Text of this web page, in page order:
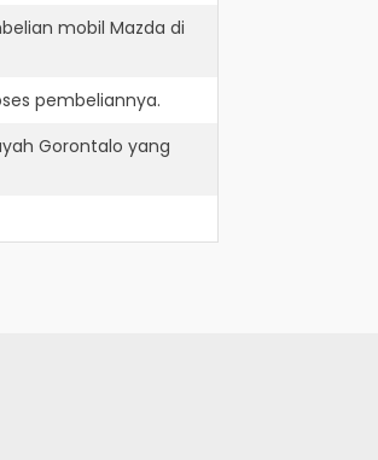
mobil Mazda di
pembeliannya.
Gorontalo yang